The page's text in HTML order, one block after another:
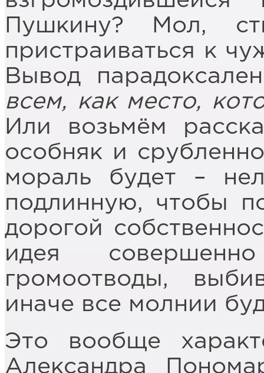
Пушкину? Мол,
пристраиваться к
Вывод
всем, как место,
Или возьмём
особняк и
мораль будет –
подлинную, чтобы
дорогой
идея
громоотводы,
иначе все молнии
Это вообще
Александра